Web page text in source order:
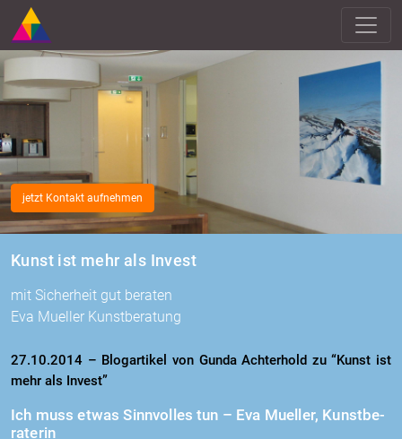
Kunst ist mehr als Invest
mit Sicherheit gut beraten
Eva Mueller Kunstberatung
jetzt Kontakt aufnehmen
27.10.2014 – Blo­g­ar­ti­kel von Gunda Acht­er­hold zu “Kunst ist
mehr als In­vest”
Ich muss etwas Sinn­vol­les tun – Eva Mu­el­ler, Kunst­be­
ra­te­rin